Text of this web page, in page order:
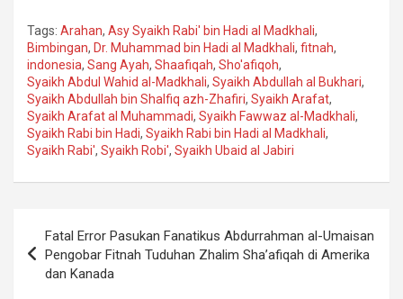
Tags: Arahan, Asy Syaikh Rabi' bin Hadi al Madkhali,
Bimbingan, Dr. Muhammad bin Hadi al Madkhali, fitnah,
indonesia, Sang Ayah, Shaafiqah, Sho'afiqoh,
Syaikh Abdul Wahid al-Madkhali, Syaikh Abdullah al Bukhari,
Syaikh Abdullah bin Shalfiq azh-Zhafiri, Syaikh Arafat,
Syaikh Arafat al Muhammadi, Syaikh Fawwaz al-Madkhali,
Syaikh Rabi bin Hadi, Syaikh Rabi bin Hadi al Madkhali,
Syaikh Rabi', Syaikh Robi', Syaikh Ubaid al Jabiri
pos
Fatal Error Pasukan Fanatikus Abdurrahman al-Umaisan
Pengobar Fitnah Tuduhan Zhalim Sha’afiqah di Amerika
dan Kanada